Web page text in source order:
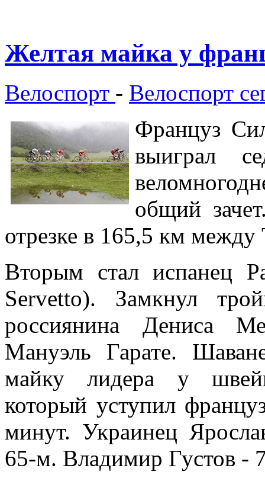
Желтая майка у
Велоспорт - Велоспорт
Француз
выиграл
общий
отрезке в 165,5 км
Вторым стал испанец
Servetto). Замкнул
россиянина Дениса
Мануэль Гарате.
майку лидера у
который уступил
минут. Украинец
65-м. Владимир Густов -